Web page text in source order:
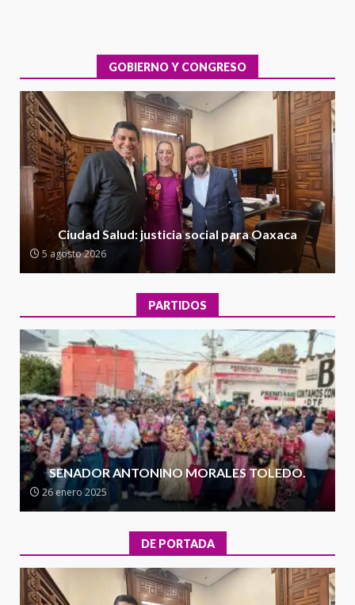
1
integral de las instalaciones de la
Escuela Secundaria General
Moisés Sáenz Garza
5 agosto 2026
2
Ciudad Salud: justicia social para
Oaxaca
5 agosto 2026
3
Encuentro de Ariadna Montiel
con el Gobernador Salomón Jara
Cruz reafirma la consolidación
de la transformación en
territorio oaxaqueño
30 julio 2026
4
presencia institucional en San
Juan Mazatlán
20 julio 2026
5
Sanciona Municipio de Oaxaca
de Juárez caso de maltrato
animal tras denuncia ciudadana
16 julio 2026
6
Detienen a Ernesto Ruffo en Baja
California; FGR lo investiga por
presuntos delitos de
contrabando
16 julio 2026
GOBIERNO Y CONGRESO
Ciudad Salud: justicia social para Oaxaca
5 agosto 2026
PARTIDOS
SENADOR ANTONINO MORALES TOLEDO.
26 enero 2025
DE PORTADA